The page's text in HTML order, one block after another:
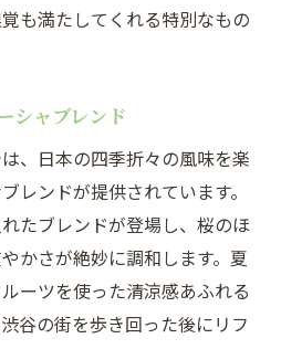
も満たしてくれる特別なもの
シャブレンド
、日本の四季折々の風味を楽
レンドが提供されています。
たブレンドが登場し、桜のほ
かさが絶妙に調和します。夏
ーツを使った清涼感あふれる
谷の街を歩き回った後にリフ